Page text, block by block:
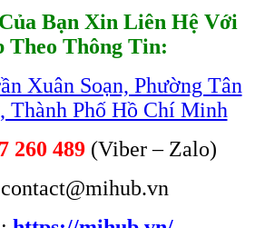
Bạn Xin Liên Hệ Với
Theo Thông Tin:
Xuân Soạn, Phường Tân
Thành Phố Hồ Chí Minh
260 489(Viber – Zalo)